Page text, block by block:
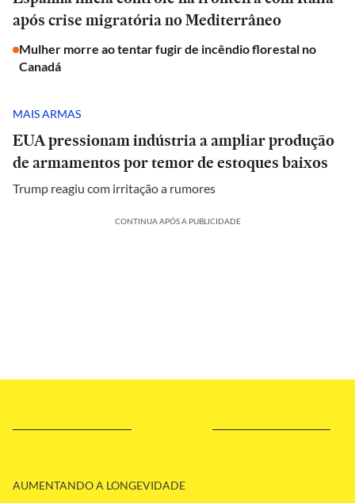
após crise migratória no Mediterrâneo
Mulher morre ao tentar fugir de incêndio florestal no
Canadá
MAIS ARMAS
EUA pressionam indústria a ampliar produção
de armamentos por temor de estoques baixos
Trump reagiu com irritação a rumores
CONTINUA APÓS A PUBLICIDADE
AUMENTANDO A LONGEVIDADE